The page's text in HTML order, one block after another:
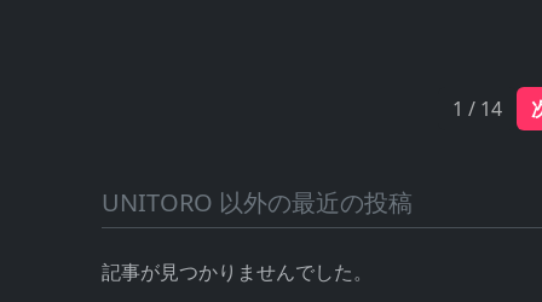
1 / 14
UNITORO 以外の最近の投稿
記事が見つかりませんでした。